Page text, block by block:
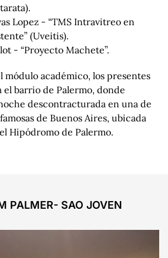
Lopez - “TMS Intravitreo en
(Uveitis).
- “Proyecto Machete”.
módulo académico, los presentes
el barrio de Palermo, donde
descontracturada en una de
de Buenos Aires, ubicada
Hipódromo de Palermo.
PALMER- SAO JOVEN